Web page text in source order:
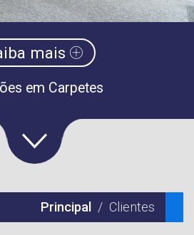
mais
em Carpetes
Principal Clientes